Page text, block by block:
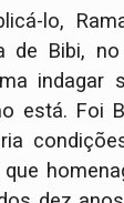
lo,
de Bibi, no
indagar
está. Foi